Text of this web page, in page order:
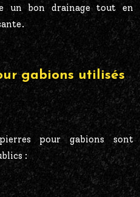
un bon drainage tout en
gabions utilisés
pour gabions sont
: